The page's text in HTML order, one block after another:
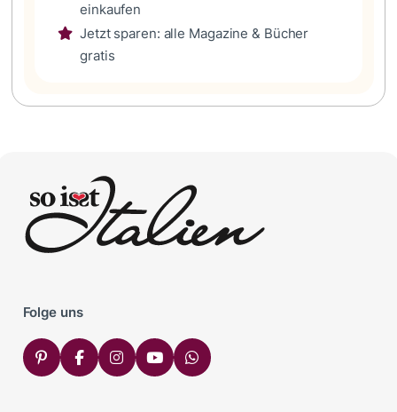
einkaufen
Jetzt sparen: alle Magazine & Bücher
gratis
Folge uns